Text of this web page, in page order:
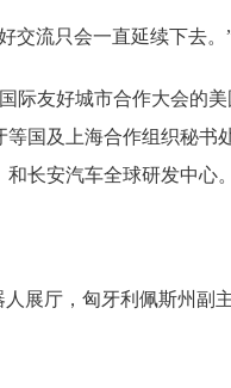
交流只会一直延续下去。
际友好城市合作大会的
国及上海合作组织秘书
长安汽车全球研发中心。
展厅，匈牙利佩斯州副